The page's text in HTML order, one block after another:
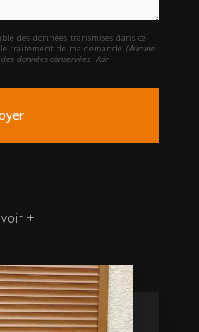
des données transmises dans ce
traitement de ma demande.(Aucune
données conservées. Voir
+